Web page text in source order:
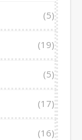
(5)
(19)
(5)
(17)
(16)